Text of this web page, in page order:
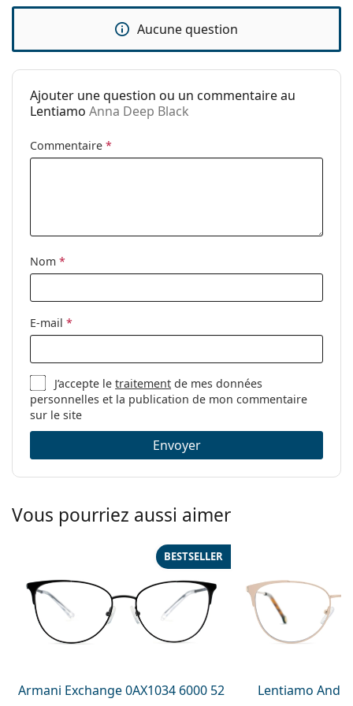
Longueur des
140 mm
Largeur du pont:
15 mm
Poids:
200 g
ajustables:
Non
ressort:
nettoyage:
Oui
Catégorie:
Lunettes de vue
Marque:
Lentiamo
Code:
Aucune question
Ajouter une question ou un commentaire au
Lentiamo Anna Deep Black
Commentaire *
Nom *
E-mail *
J’accepte letraitement de mes données
personnelles et la publication de mon commentaire
sur le site
Envoyer
Vous pourriez aussi aimer
Armani Exchange 0AX1034 6000 52
BESTSELLER
Lentiamo